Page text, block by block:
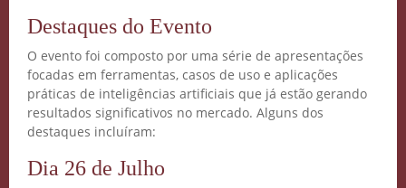
Destaques do Evento
O evento foi composto por uma série de apresentações
focadas em ferramentas, casos de uso e aplicações
práticas de inteligências artificiais que já estão gerando
resultados significativos no mercado. Alguns dos
destaques incluíram:
Dia 26 de Julho